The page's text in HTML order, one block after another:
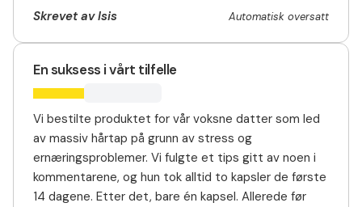
Skrevet av Isis
Automatisk oversatt
En suksess i vårt tilfelle
Vi bestilte produktet for vår voksne datter som led
av massiv hårtap på grunn av stress og
ernæringsproblemer. Vi fulgte et tips gitt av noen i
kommentarene, og hun tok alltid to kapsler de første
14 dagene. Etter det, bare én kapsel. Allerede før